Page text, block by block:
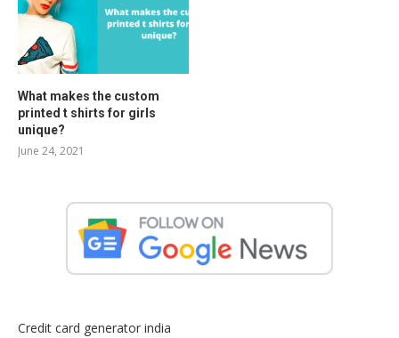
What makes the custom
printed t shirts for girls
unique?
June 24, 2021
Credit card generator india